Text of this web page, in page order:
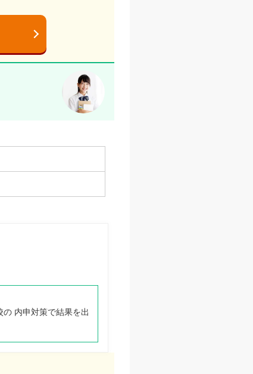
内申対策で結果を出